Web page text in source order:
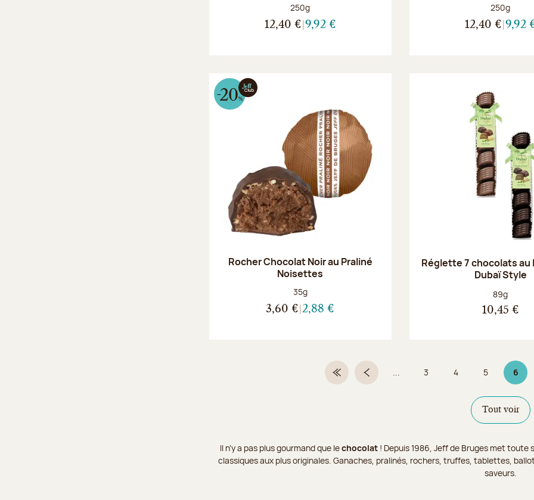
Poids net :
250g
12,40 € 9,92 €
Poids net :
250g
12,40 € 9,92
Rocher Chocolat Noir au Praliné
Noisettes
Poids net :
35g
3,60 € 2,88 €
Réglette 7 chocolats au
Dubaï Style
Poids net :
89g
10,45 €
Première pagePage précédente
... Page
3 Page
4 Page
5 6Page
Tout voir
Il n’y a pas plus gourmand que lechocolat! Depuis 1986, Jeff de Bruges met toute
classiques aux plus originales. Ganaches, pralinés, rochers, truffes, tablettes,
saveurs.